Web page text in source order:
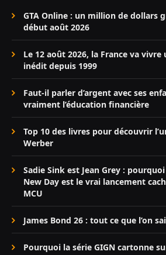
GTA Online : un million de dollars
début août 2026
Le 12 août 2026, la France va
inédit depuis 1999
Faut-il parler d’argent avec ses
vraiment l’éducation financière
Top 10 des livres pour découvrir
Werber
Sadie Sink est Jean Grey :
New Day est le vrai lancement
MCU
James Bond 26 : tout ce que l’on
Pourquoi la série GIGN cartonne